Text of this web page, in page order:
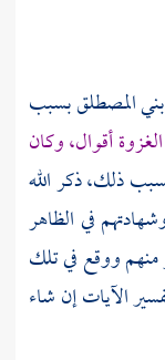
بني المصطلقبسبب
أقوال، وكان
ذلك، ذكر الله
في الظاهر
منهم ووقع في تلك
الآيات إن شاء